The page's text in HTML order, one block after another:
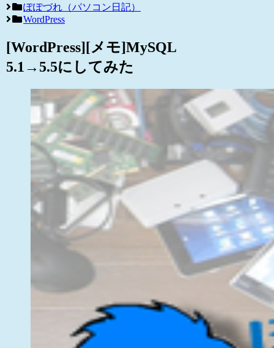
ぽぽづれ（パソコン日記）
WordPress
[WordPress][メモ]MySQL
5.1→5.5にしてみた